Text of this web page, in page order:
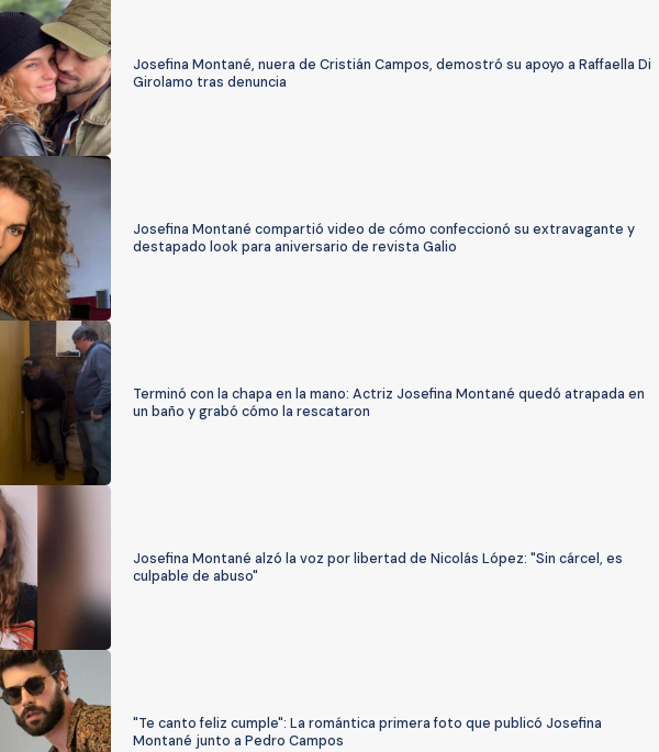
Josefina Montané, nuera de Cristián Campos, demostró su apoyo a Raffaella Di
Girolamo tras denuncia
Josefina Montané compartió video de cómo confeccionó su extravagante y
destapado look para aniversario de revista Galio
Terminó con la chapa en la mano: Actriz Josefina Montané quedó atrapada en
un baño y grabó cómo la rescataron
Josefina Montané alzó la voz por libertad de Nicolás López: "Sin cárcel, es
culpable de abuso"
"Te canto feliz cumple": La romántica primera foto que publicó Josefina
Montané junto a Pedro Campos